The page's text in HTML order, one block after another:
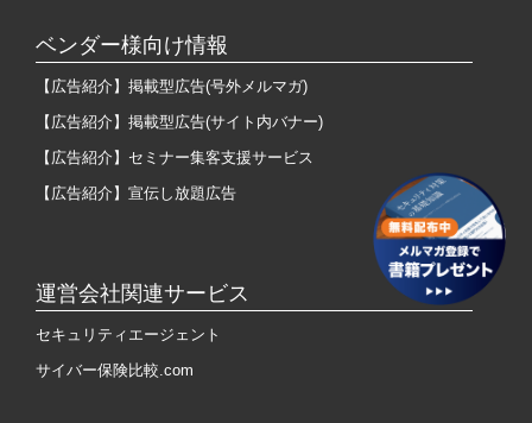
ベンダー様向け情報
【広告紹介】掲載型広告(号外メルマガ)
【広告紹介】掲載型広告(サイト内バナー)
【広告紹介】セミナー集客支援サービス
【広告紹介】宣伝し放題広告
運営会社関連サービス
セキュリティエージェント
サイバー保険比較.com